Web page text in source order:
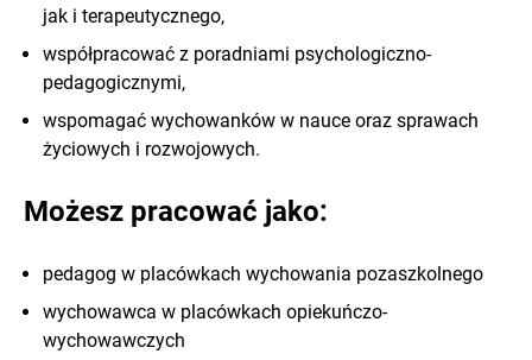
jak i terapeutycznego,
współpracować z poradniami psychologiczno-
pedagogicznymi,
wspomagać wychowanków w nauce oraz sprawach
życiowych i rozwojowych.
Możesz pracować jako:
pedagog w placówkach wychowania pozaszkolnego
wychowawca w placówkach opiekuńczo-
wychowawczych